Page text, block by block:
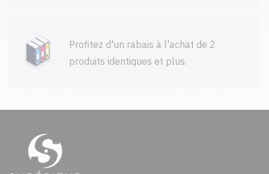
Profitez d'un rabais à l'achat de 2
produits identiques et plus.